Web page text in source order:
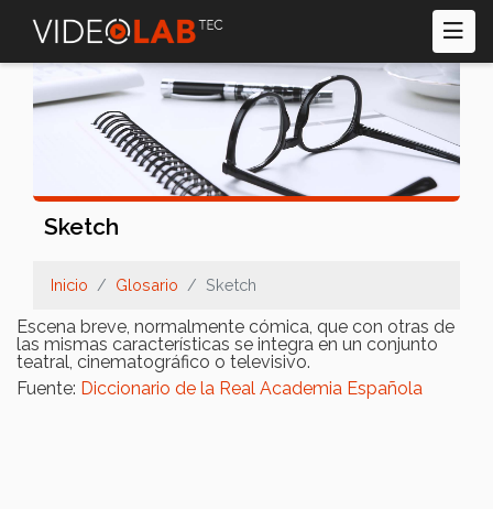
contenido
principal
Sketch
Inicio Glosario Sketch
Escena breve, normalmente cómica, que con otras de
las mismas características se integra en un conjunto
teatral, cinematográfico o televisivo.
Fuente: Diccionario de la Real Academia Española